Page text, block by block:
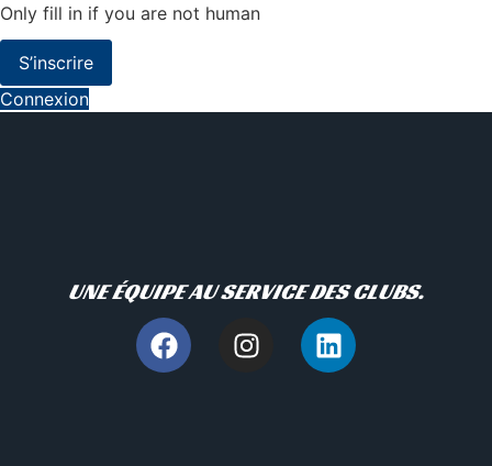
Only fill in if you are not human
Connexion
UNE ÉQUIPE AU SERVICE DES CLUBS.